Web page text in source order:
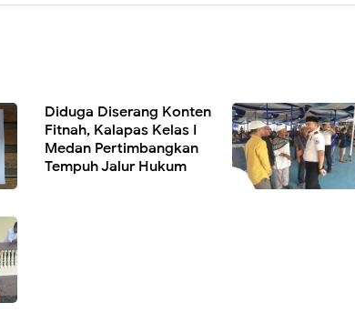
Diduga Diserang Konten
Fitnah, Kalapas Kelas I
Medan Pertimbangkan
Tempuh Jalur Hukum